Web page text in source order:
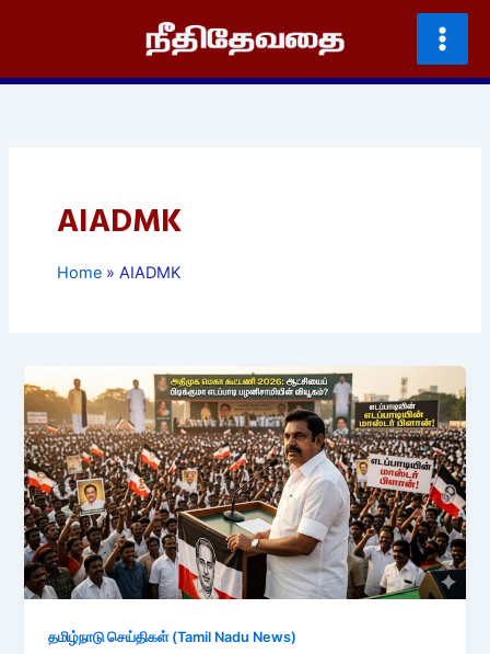
AIADMK
Home AIADMK
தமிழ்நாடு செய்திகள் (Tamil Nadu News)